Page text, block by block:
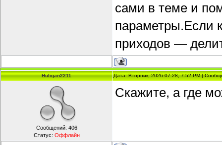
сами в теме и
параметры.Если
приходов —
Huligan2211 Дата: Вторник, 2026-07-28, 7:52 PM |
Сообщений: 406
Статус: Оффлайн
Скажите, а где